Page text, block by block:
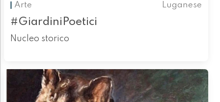
Arte
Luganese
#GiardiniPoetici
Nucleo storico